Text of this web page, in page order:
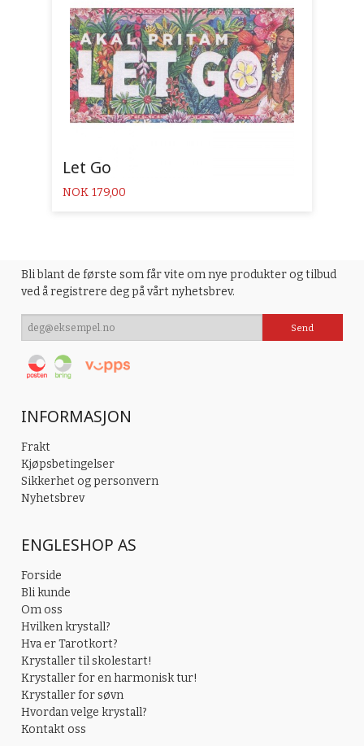
Let Go
Pris
NOK 179,00
Bli blant de første som får vite om nye produkter og tilbud
ved å registrere deg på vårt nyhetsbrev.
INFORMASJON
Frakt
Kjøpsbetingelser
Sikkerhet og personvern
Nyhetsbrev
ENGLESHOP AS
Forside
Bli kunde
Om oss
Hvilken krystall?
Hva er Tarotkort?
Krystaller til skolestart!
Krystaller for en harmonisk tur!
Krystaller for søvn
Hvordan velge krystall?
Kontakt oss